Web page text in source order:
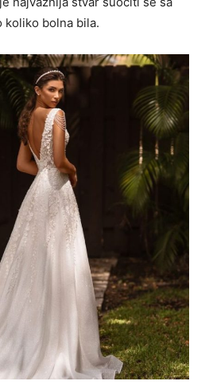
koliko bolna bila.